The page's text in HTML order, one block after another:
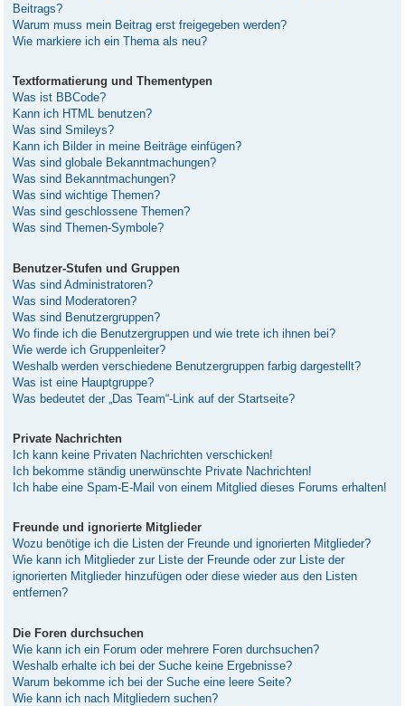
Beitrags?
Warum muss mein Beitrag erst freigegeben werden?
Wie markiere ich ein Thema als neu?
Textformatierung und Thementypen
Was ist BBCode?
Kann ich HTML benutzen?
Was sind Smileys?
Kann ich Bilder in meine Beiträge einfügen?
Was sind globale Bekanntmachungen?
Was sind Bekanntmachungen?
Was sind wichtige Themen?
Was sind geschlossene Themen?
Was sind Themen-Symbole?
Benutzer-Stufen und Gruppen
Was sind Administratoren?
Was sind Moderatoren?
Was sind Benutzergruppen?
Wo finde ich die Benutzergruppen und wie trete ich ihnen bei?
Wie werde ich Gruppenleiter?
Weshalb werden verschiedene Benutzergruppen farbig dargestellt?
Was ist eine Hauptgruppe?
Was bedeutet der „Das Team“-Link auf der Startseite?
Private Nachrichten
Ich kann keine Privaten Nachrichten verschicken!
Ich bekomme ständig unerwünschte Private Nachrichten!
Ich habe eine Spam-E-Mail von einem Mitglied dieses Forums erhalten!
Freunde und ignorierte Mitglieder
Wozu benötige ich die Listen der Freunde und ignorierten Mitglieder?
Wie kann ich Mitglieder zur Liste der Freunde oder zur Liste der
ignorierten Mitglieder hinzufügen oder diese wieder aus den Listen
entfernen?
Die Foren durchsuchen
Wie kann ich ein Forum oder mehrere Foren durchsuchen?
Weshalb erhalte ich bei der Suche keine Ergebnisse?
Warum bekomme ich bei der Suche eine leere Seite?
Wie kann ich nach Mitgliedern suchen?